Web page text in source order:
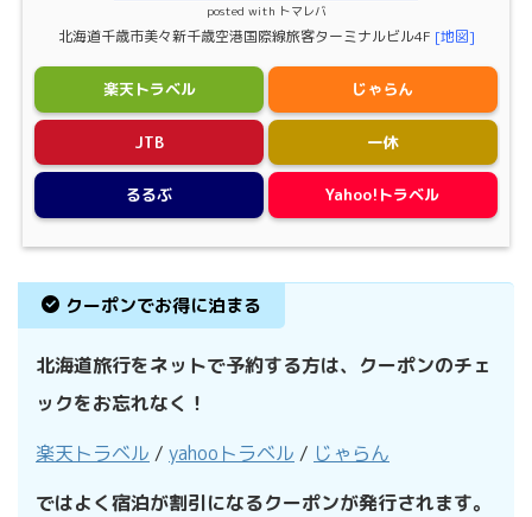
posted with トマレバ
北海道千歳市美々新千歳空港国際線旅客ターミナルビル4F [地図]
楽天トラベル じゃらん
JTB 一休
るるぶ Yahoo!トラベル
クーポンでお得に泊まる
北海道旅行をネットで予約する方は、クーポンのチェ
ックをお忘れなく！
楽天トラベル / yahooトラベル / じゃらん
ではよく宿泊が割引になるクーポンが発行されます。